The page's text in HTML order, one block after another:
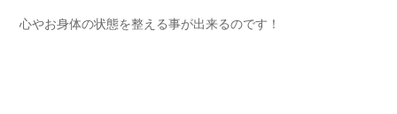
心やお身体の状態を整える事が出来るのです！